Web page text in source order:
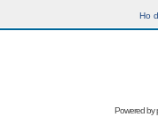
Ho
Powered by